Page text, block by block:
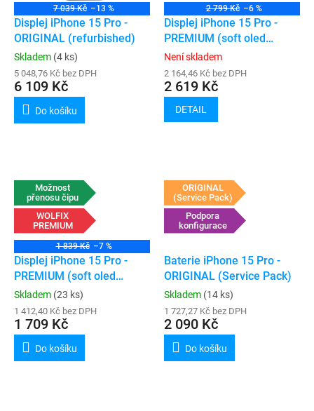
7 039 Kč –13 %
Displej iPhone 15 Pro -
ORIGINAL (refurbished)
Skladem (4 ks)
5 048,76 Kč bez DPH
6 109 Kč
Do košíku
2 799 Kč –6 %
Displej iPhone 15 Pro -
PREMIUM (soft oled
120hz, podpora
konfigurace)
Není skladem
2 164,46 Kč bez DPH
2 619 Kč
DETAIL
Možnost
přenosu čipu
WOLFIX
PREMIUM
1 839 Kč –7 %
Displej iPhone 15 Pro -
PREMIUM (soft oled
120hz)
Skladem (23 ks)
1 412,40 Kč bez DPH
1 709 Kč
Do košíku
ORIGINAL
(Service Pack)
Podpora
konfigurace
Baterie iPhone 15 Pro -
ORIGINAL (Service Pack)
Skladem (14 ks)
1 727,27 Kč bez DPH
2 090 Kč
Do košíku